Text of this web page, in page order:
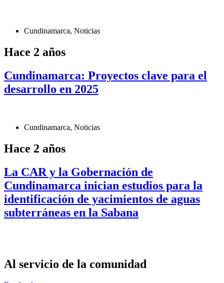
Cundinamarca, Noticias
Hace 2 años
Cundinamarca: Proyectos clave para el
desarrollo en 2025
Cundinamarca, Noticias
Hace 2 años
La CAR y la Gobernación de
Cundinamarca inician estudios para la
identificación de yacimientos de aguas
subterráneas en la Sabana
Al servicio de la comunidad